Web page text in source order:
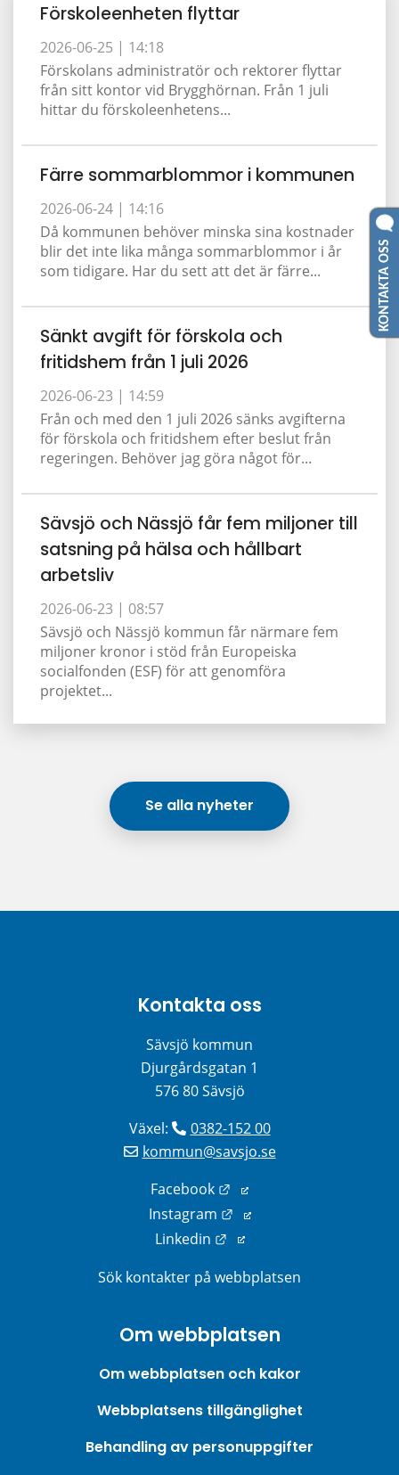
Förskoleenheten flyttar
2026-06-25 | 14:18
Förskolans administratör och rektorer flyttar
från sitt kontor vid Brygghörnan. Från 1 juli
hittar du förskoleenhetens...
Färre sommarblommor i kommunen
2026-06-24 | 14:16
Då kommunen behöver minska sina kostnader
blir det inte lika många sommarblommor i år
som tidigare. Har du sett att det är färre...
Sänkt avgift för förskola och
fritidshem från 1 juli 2026
2026-06-23 | 14:59
Från och med den 1 juli 2026 sänks avgifterna
för förskola och fritidshem efter beslut från
regeringen. Behöver jag göra något för...
Sävsjö och Nässjö får fem miljoner till
satsning på hälsa och hållbart
arbetsliv
2026-06-23 | 08:57
Sävsjö och Nässjö kommun får närmare fem
miljoner kronor i stöd från Europeiska
socialfonden (ESF) för att genomföra
projektet...
Se alla nyheter
Kontakta oss
Sävsjö kommun
Djurgårdsgatan 1
576 80 Sävsjö
Växel:
0382-152 00
kommun@savsjo.se
Facebook
Länk till annan
Instagram
Länk till annan
Linkedin
Länk till annan webbplats.
Sök kontakter på webbplatsen
Om webbplatsen
Om webbplatsen och kakor
Webbplatsens tillgänglighet
Behandling av personuppgifter
KONTAKTA OSS